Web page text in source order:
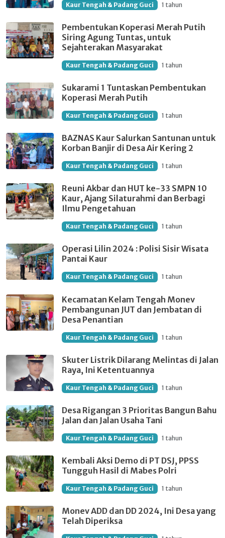
Kaur Tengah & Padang Guci 1 tahun
Pembentukan Koperasi Merah Putih
Siring Agung Tuntas, untuk
Sejahterakan Masyarakat
Kaur Tengah & Padang Guci 1 tahun
Sukarami 1 Tuntaskan Pembentukan
Koperasi Merah Putih
Kaur Tengah & Padang Guci 1 tahun
BAZNAS Kaur Salurkan Santunan untuk
Korban Banjir di Desa Air Kering 2
Kaur Tengah & Padang Guci 1 tahun
Reuni Akbar dan HUT ke-33 SMPN 10
Kaur, Ajang Silaturahmi dan Berbagi
Ilmu Pengetahuan
Kaur Tengah & Padang Guci 1 tahun
Operasi Lilin 2024 : Polisi Sisir Wisata
Pantai Kaur
Kaur Tengah & Padang Guci 1 tahun
Kecamatan Kelam Tengah Monev
Pembangunan JUT dan Jembatan di
Desa Penantian
Kaur Tengah & Padang Guci 1 tahun
Skuter Listrik Dilarang Melintas di Jalan
Raya, Ini Ketentuannya
Kaur Tengah & Padang Guci 1 tahun
Desa Rigangan 3 Prioritas Bangun Bahu
Jalan dan Jalan Usaha Tani
Kaur Tengah & Padang Guci 1 tahun
Kembali Aksi Demo di PT DSJ, PPSS
Tungguh Hasil di Mabes Polri
Kaur Tengah & Padang Guci 1 tahun
Monev ADD dan DD 2024, Ini Desa yang
Telah Diperiksa